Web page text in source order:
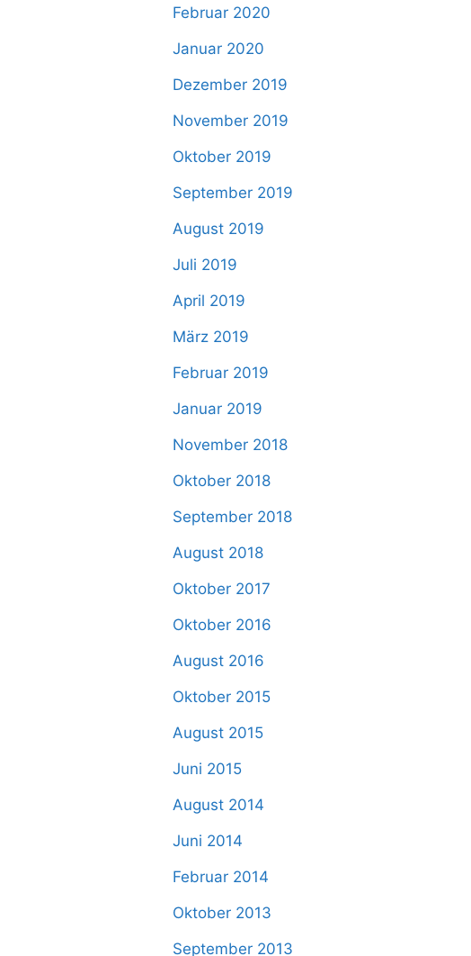
Februar 2020
Januar 2020
Dezember 2019
November 2019
Oktober 2019
September 2019
August 2019
Juli 2019
April 2019
März 2019
Februar 2019
Januar 2019
November 2018
Oktober 2018
September 2018
August 2018
Oktober 2017
Oktober 2016
August 2016
Oktober 2015
August 2015
Juni 2015
August 2014
Juni 2014
Februar 2014
Oktober 2013
September 2013